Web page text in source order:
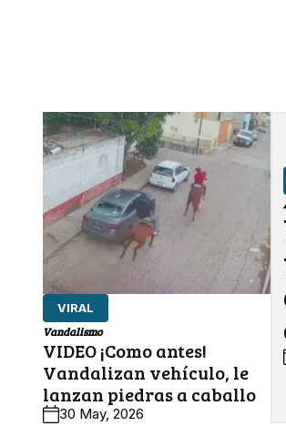
VIRAL
Vandalismo
VIDEO ¡Como antes!
Vandalizan vehículo, le
lanzan piedras a caballo
30 May, 2026